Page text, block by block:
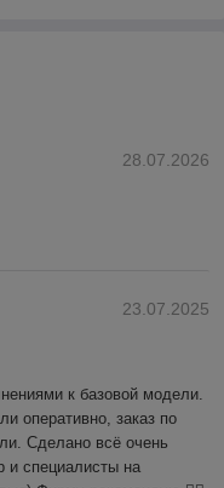
28.07.2026
23.07.2025
к базовой модели.
оперативно, заказ по
Сделано всё очень
и специалисты на